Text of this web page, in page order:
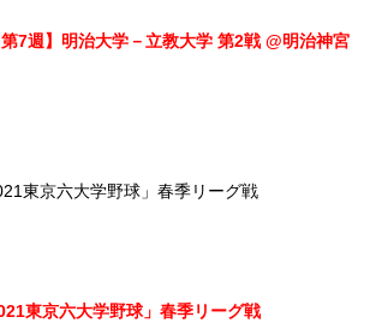
大学－立教大学 第2戦 @明治神宮
東京六大学野球」春季リーグ戦
東京六大学野球」春季リーグ戦